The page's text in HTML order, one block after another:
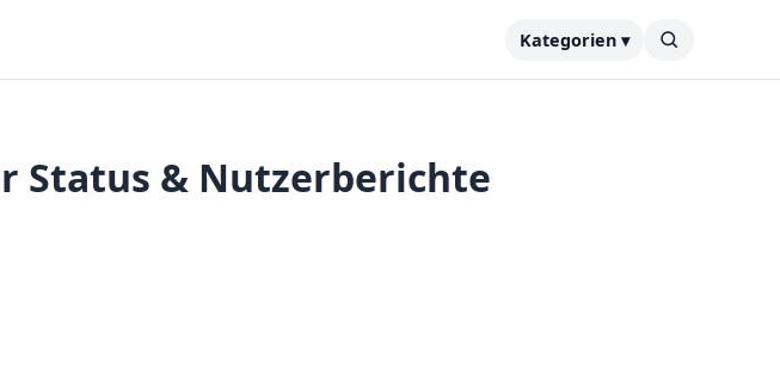
Kategorien ▾
Status & Nutzerberichte